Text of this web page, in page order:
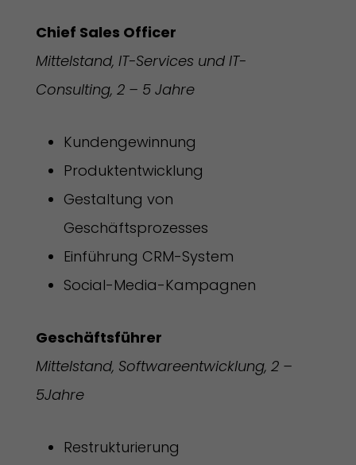
Chief Sales Officer
Mittelstand, IT-Services und IT-
Consulting, 2 – 5 Jahre
Kundengewinnung
Produktentwicklung
Gestaltung von
Geschäftsprozesses
Einführung CRM-System
Social-Media-Kampagnen
Geschäftsführer
Mittelstand, Softwareentwicklung, 2 –
5Jahre
Restrukturierung